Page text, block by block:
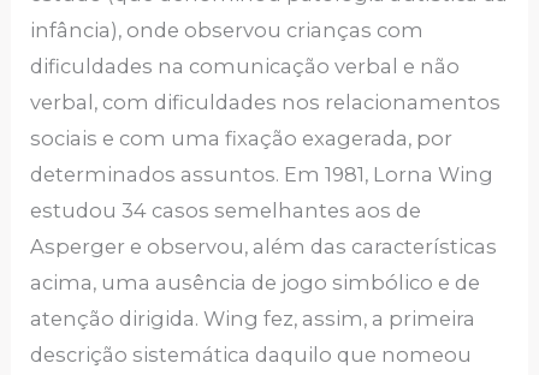
infância), onde observou crianças com
dificuldades na comunicação verbal e não
verbal, com dificuldades nos relacionamentos
sociais e com uma fixação exagerada, por
determinados assuntos. Em 1981, Lorna Wing
estudou 34 casos semelhantes aos de
Asperger e observou, além das características
acima, uma ausência de jogo simbólico e de
atenção dirigida. Wing fez, assim, a primeira
descrição sistemática daquilo que nomeou